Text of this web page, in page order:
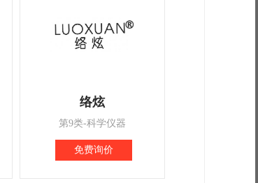
络炫
第9类-科学仪器
免费询价